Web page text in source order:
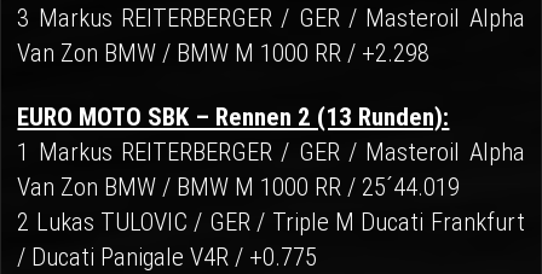
3 Markus REITERBERGER / GER / Masteroil Alpha
Van Zon BMW / BMW M 1000 RR / +2.298
EURO MOTO SBK – Rennen 2 (13 Runden):
1 Markus REITERBERGER / GER / Masteroil Alpha
Van Zon BMW / BMW M 1000 RR / 25´44.019
2 Lukas TULOVIC / GER / Triple M Ducati Frankfurt
/ Ducati Panigale V4R / +0.775